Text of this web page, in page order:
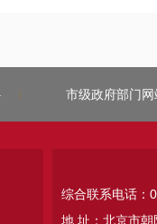
市级政府部门网
综合联系电话：
地 址：北京市